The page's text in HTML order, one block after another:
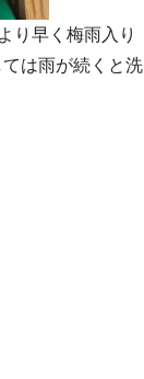
り早く梅雨入り
は雨が続くと洗